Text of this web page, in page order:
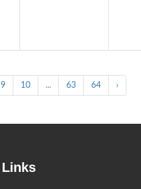
9 10 ... 63 64 ›
Links